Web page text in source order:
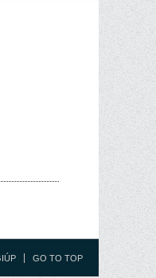
GO TO TOP